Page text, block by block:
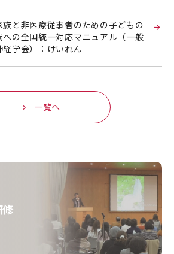
族と非医療従事者のための子どもの
への全国統一対応マニュアル（一般
学会）：けいれん
一覧へ